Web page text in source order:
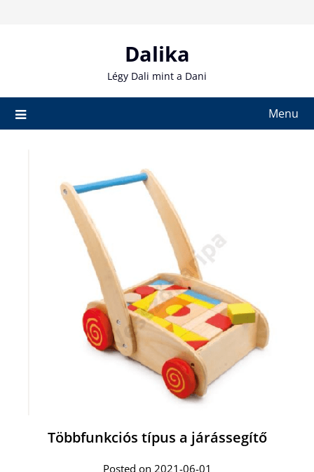
Dalika
Légy Dali mint a Dani
Menu
Többfunkciós típus a járássegítő
Posted on 2021-06-01